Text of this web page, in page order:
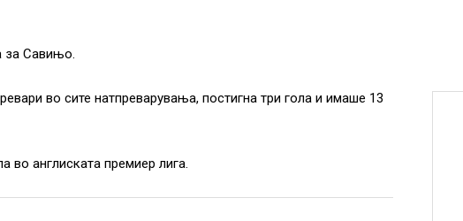
за Савињо.
во сите натпреварувања, постигна три гола и имаше 13
во англиската премиер лига.